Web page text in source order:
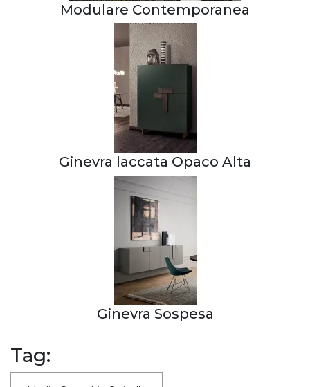
Modulare Contemporanea
Ginevra laccata Opaco Alta
Ginevra Sospesa
Tag: